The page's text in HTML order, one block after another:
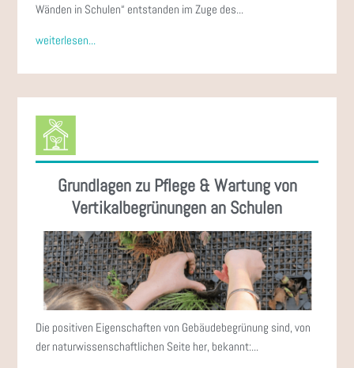
Wänden in Schulen“ entstanden im Zuge des...
weiterlesen...
Grundlagen zu Pflege & Wartung von
Vertikalbegrünungen an Schulen
Die positiven Eigenschaften von Gebäudebegrünung sind, von
der naturwissenschaftlichen Seite her, bekannt:...